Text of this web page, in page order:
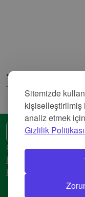
Sitemizde
kişiselleştirilmiş
analiz etmek
Gizlilik
Yorumlar
🌍 Başka bir dil
Gizlilik Politikası
Hizmet Şartları
Künye
©